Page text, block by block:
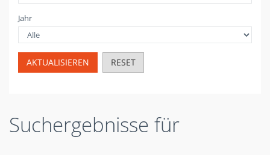
Jahr
AKTUALISIEREN RESET
Suchergebnisse für